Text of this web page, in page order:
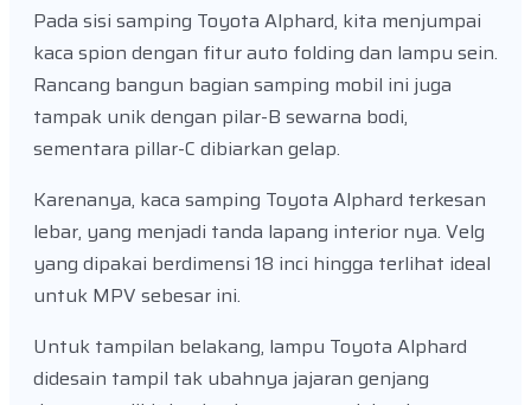
Pada sisi samping Toyota Alphard, kita menjumpai
kaca spion dengan fitur auto folding dan lampu sein.
Rancang bangun bagian samping mobil ini juga
tampak unik dengan pilar-B sewarna bodi,
sementara pillar-C dibiarkan gelap.
Karenanya, kaca samping Toyota Alphard terkesan
lebar, yang menjadi tanda lapang interior nya. Velg
yang dipakai berdimensi 18 inci hingga terlihat ideal
untuk MPV sebesar ini.
Untuk tampilan belakang, lampu Toyota Alphard
didesain tampil tak ubahnya jajaran genjang